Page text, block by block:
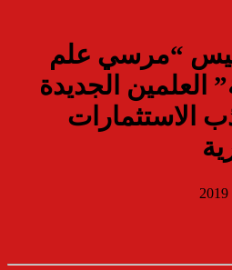
“مرسي علم
العلمين الجديدة
الاستثمارات